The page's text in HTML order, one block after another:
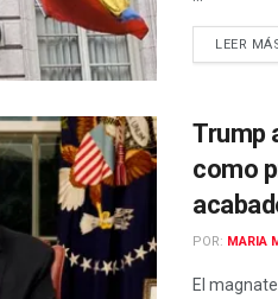
LEER
Trump
como
POR: MARIA
El